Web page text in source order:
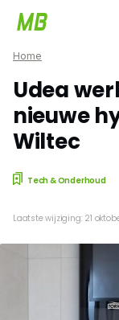
Home
Udea
nieuwe
Wiltec
Tech & Onderhoud
Laatste wijziging: 21